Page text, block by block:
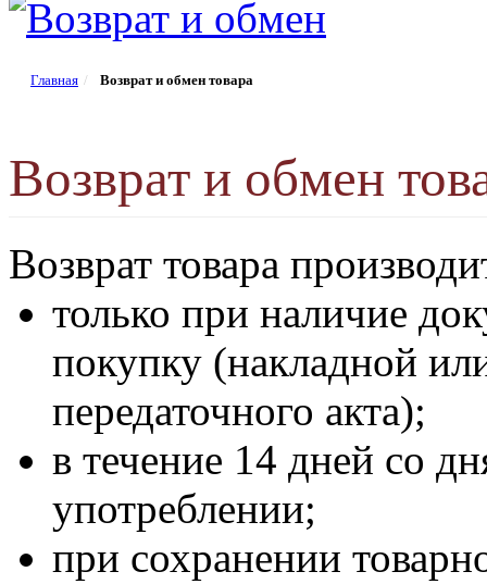
Главная Возврат и обмен товара
Возврат и обмен
Возврат товара
только при наличие
покупку (накладной
передаточного акта);
в течение 14 дней со
употреблении;
при сохранении